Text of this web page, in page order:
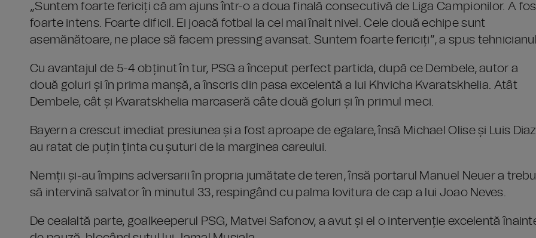
„Suntem foarte fericiți că am ajuns într-o a doua finală consecutivă de Liga Campionilor. A
foarte intens. Foarte dificil. Ei joacă fotbal la cel mai înalt nivel. Cele două echipe sunt
asemănătoare, ne place să facem pressing avansat. Suntem foarte fericiți”, a spus
Cu avantajul de 5-4 obținut în tur, PSG a început perfect partida, după ce Dembele, autor a
două goluri și în prima manșă, a înscris din pasa excelentă a lui Khvicha Kvaratskhelia. Atât
Dembele, cât și Kvaratskhelia marcaseră câte două goluri și în primul meci.
Bayern a crescut imediat presiunea și a fost aproape de egalare, însă Michael Olise și Luis Diaz
au ratat de puțin ținta cu șuturi de la marginea careului.
Nemții și-au împins adversarii în propria jumătate de teren, însă portarul Manuel Neuer a
să intervină salvator în minutul 33, respingând cu palma lovitura de cap a lui Joao Neves.
De cealaltă parte, goalkeeperul PSG, Matvei Safonov, a avut și el o intervenție excelentă